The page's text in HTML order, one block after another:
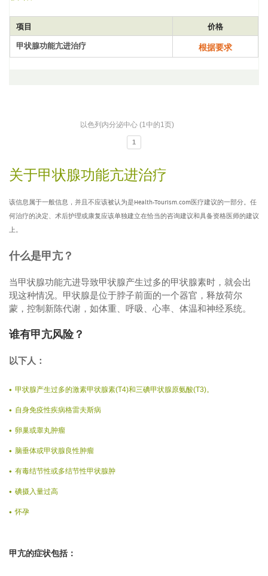
项目 价格
甲状腺功能亢进治疗 根据要求
以色列内分泌中心 (1中的1页)
1
关于甲状腺功能亢进治疗
该信息属于一般信息，并且不应该被认为是Health-Tourism.com医疗建议的一部分。任
何治疗的决定、术后护理或康复应该单独建立在恰当的咨询建议和具备资格医师的建议
上。
什么是甲亢？
当甲状腺功能亢进导致甲状腺产生过多的甲状腺素时，就会出
现这种情况。甲状腺是位于脖子前面的一个器官，释放荷尔
蒙，控制新陈代谢，如体重、呼吸、心率、体温和神经系统。
谁有甲亢风险？
以下人：
甲状腺产生过多的激素甲状腺素(T4)和三碘甲状腺原氨酸(T3)。
自身免疫性疾病格雷夫斯病
卵巢或睾丸肿瘤
脑垂体或甲状腺良性肿瘤
有毒结节性或多结节性甲状腺肿
碘摄入量过高
怀孕
甲亢的症状包括：